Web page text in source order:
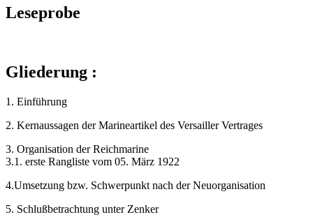
Leseprobe
Gliederung :
1. Einführung
2. Kernaussagen der Marineartikel des Versailler Vertrages
3. Organisation der Reichmarine
3.1. erste Rangliste vom 05. März 1922
4.Umsetzung bzw. Schwerpunkt nach der Neuorganisation
5. Schlußbetrachtung unter Zenker